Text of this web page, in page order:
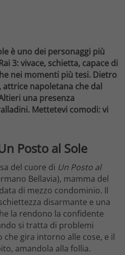
è uno dei personaggi più
3: vivace, schietta, capace di
nei momenti più tesi. Dietro
attrice napoletana che dal
una presenza
Mettetevi comodi: vi
Posto al Sole
del cuore di Un Posto al
Bellavia), mamma del
di mezzo condominio. Il
disarmante e una
la rendono la confidente
si tratta di problemi
gira intorno alle cose, e il
amandola alla follia.